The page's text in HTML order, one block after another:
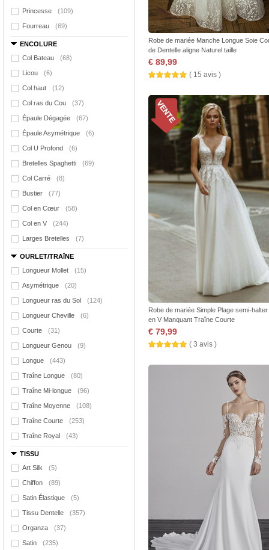
Princesse (109)
Fourreau (69)
ENCOLURE
Col Bateau
(68)
Licou (6)
Col haut (12)
Col ras du Cou (37)
Épaule Dégagée (67)
Épaule Asymétrique (6)
Col U Profond (6)
Bretelles Spaghetti (69)
Col Carré (8)
Bustier (77)
Col en Cœur (58)
Col en V (244)
Larges Bretelles (7)
OURLET/TRAîNE
Longueur Mollet
(15)
Asymétrique (20)
Longueur ras du Sol (124)
Longueur Cheville (6)
Courte (31)
Longueur Genou (9)
Longue (443)
Traîne Longue (80)
Traîne Mi-longue (96)
Traîne Moyenne (108)
Traîne Courte (253)
Traîne Royal (43)
TISSU
Art Silk
(5)
Chiffon (89)
Satin Élastique (5)
Tissu Dentelle (357)
Organza (37)
Satin (235)
Robe de mariée Manche Longue Soie
de Dentelle aligne Naturel taille
€ 89,99
( 15 avis )
Robe de mariée Simple Plage semi-halter
en V Manquant Traîne Courte
€ 79,99
( 3 avis )